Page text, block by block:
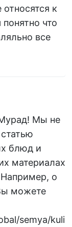
к
что
все
Мы не
блюд и
материалах
о
можете
semya/kuli